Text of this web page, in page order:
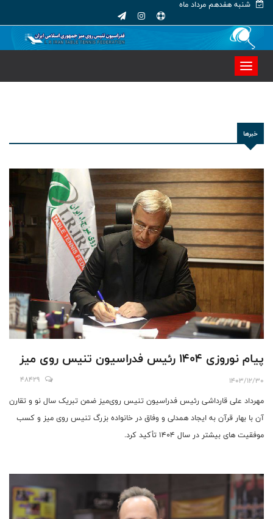
شنبه هفدهم مرداد ماه
خبرها
پیام نوروزی ۱۴۰۴ رئیس فدراسیون تنیس روی میز
1403/12/30
48429
مهرداد علی قارداشی رئیس فدراسیون تنیس روی‌میز ضمن تبریک سال نو و تقارن
آن با بهار قرآن به ایجاد همدلی و وفاق در خانواده بزرگ تنیس روی میز و کسب
موفقیت های بیشتر در سال ۱۴۰۴ تأکید کرد.